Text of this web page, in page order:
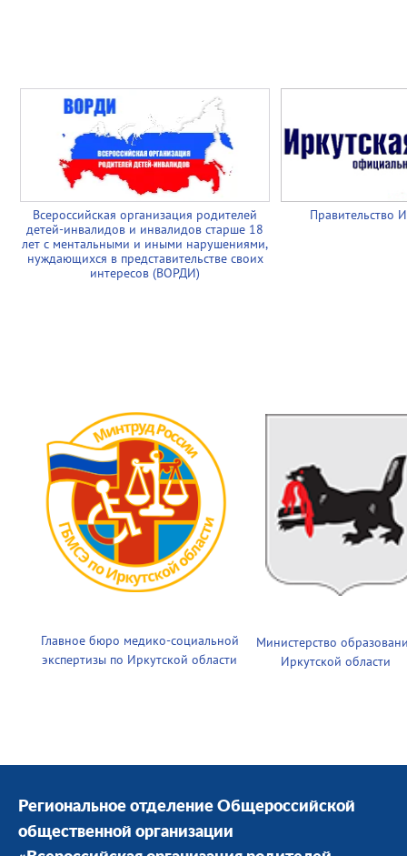
Всероссийская организация родителей
детей-инвалидов и инвалидов старше 18
лет с ментальными и иными нарушениями,
нуждающихся в представительстве своих
интересов (ВОРДИ)
Правительство
Главное бюро медико-социальной
экспертизы по Иркутской области
Министерство
Иркутской области
Региональное отделение Общероссийской
общественной организации